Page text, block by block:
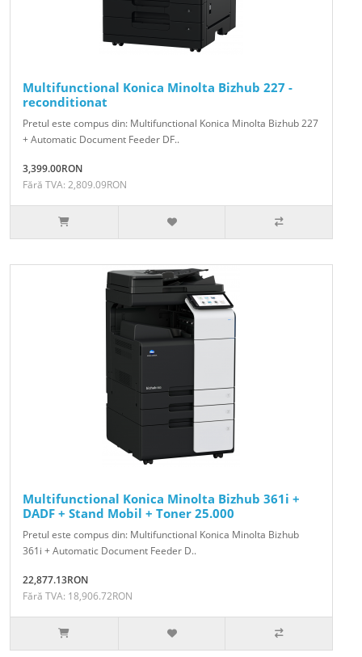
Multifunctional Konica Minolta Bizhub 227 -
reconditionat
Pretul este compus din: Multifunctional Konica Minolta Bizhub 227
+ Automatic Document Feeder DF..
3,399.00RON
Fără TVA: 2,809.09RON
Multifunctional Konica Minolta Bizhub 361i +
DADF + Stand Mobil + Toner 25.000
Pretul este compus din: Multifunctional Konica Minolta Bizhub
361i + Automatic Document Feeder D..
22,877.13RON
Fără TVA: 18,906.72RON